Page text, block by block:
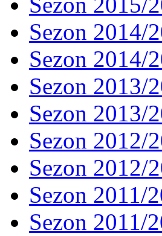
Sezon 2014/
Sezon 2014/
Sezon 2013/
Sezon 2013/
Sezon 2012/
Sezon 2012/
Sezon 2011/
Sezon 2011/